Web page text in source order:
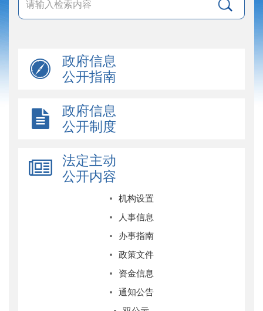
政府信息
公开指南
政府信息
公开制度
法定主动
公开内容
机构设置
人事信息
办事指南
政策文件
资金信息
通知公告